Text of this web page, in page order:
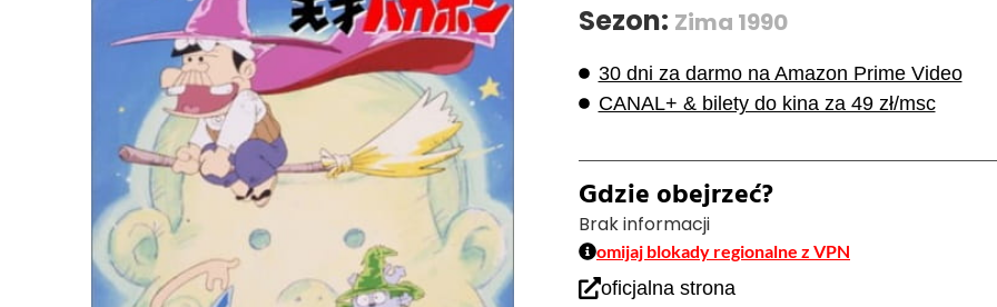
Sezon: Zima 1990
30 dni za darmo na Amazon Prime Video
CANAL+ & bilety do kina za 49 zł/msc
Gdzie obejrzeć?
Brak informacji
omijaj blokady regionalne z VPN
oficjalna strona